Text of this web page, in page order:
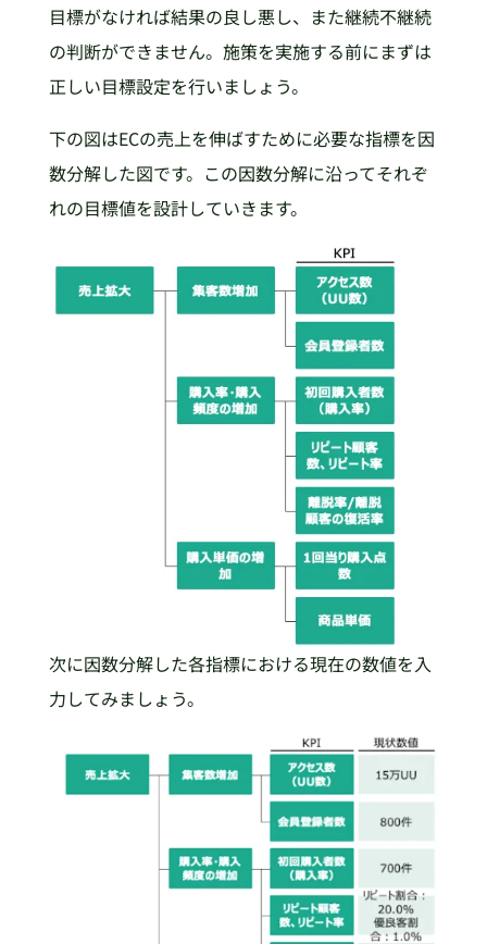
目標がなければ結果の良し悪し、また継続不継続
の判断ができません。施策を実施する前にまずは
正しい目標設定を行いましょう。
下の図はECの売上を伸ばすために必要な指標を因
数分解した図です。この因数分解に沿ってそれぞ
れの目標値を設計していきます。
次に因数分解した各指標における現在の数値を入
力してみましょう。